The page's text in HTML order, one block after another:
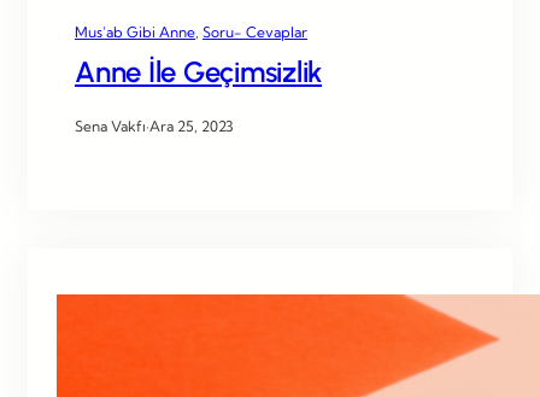
Mus’ab Gibi Anne Soru- Cevaplar
Anne İle Geçimsizlik
Sena Vakfı·Ara 25, 2023